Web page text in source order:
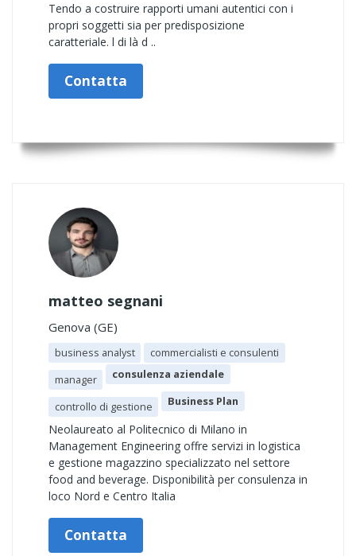
Tendo a costruire rapporti umani autentici con i
propri soggetti sia per predisposizione
caratteriale. l di là d ..
Contatta
matteo segnani
Genova (GE)
business analyst
commercialisti e consulenti
manager
consulenza aziendale
controllo di gestione Business Plan
Neolaureato al Politecnico di Milano in
Management Engineering offre servizi in logistica
e gestione magazzino specializzato nel settore
food and beverage. Disponibilità per consulenza in
loco Nord e Centro Italia
Contatta